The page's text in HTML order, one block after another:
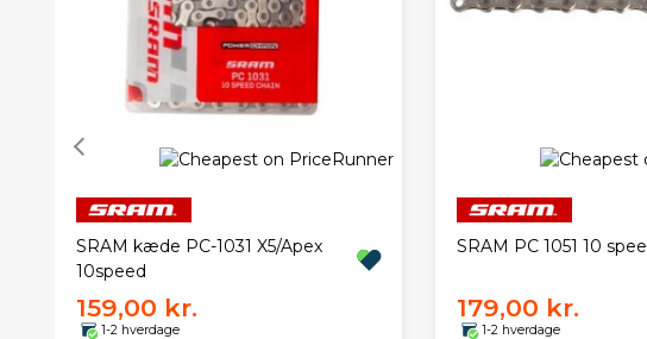
SRAM kæde PC-1031 X5/Apex
10speed
159,00 kr.
1-2 hverdage
SRAM PC 1051 10
179,00 kr.
1-2 hverdage